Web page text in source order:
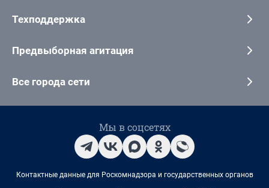
Техподдержка
Предвыборная агитация
Все города сети
Мы в соцсетях
Контактные данные для Роскомнадзора и государственных органов